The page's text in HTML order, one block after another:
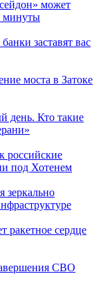
может
минуты
заставят вас
моста в Затоке
день. Кто такие
под Хотенем
зеркально
ракетное сердце
СВО